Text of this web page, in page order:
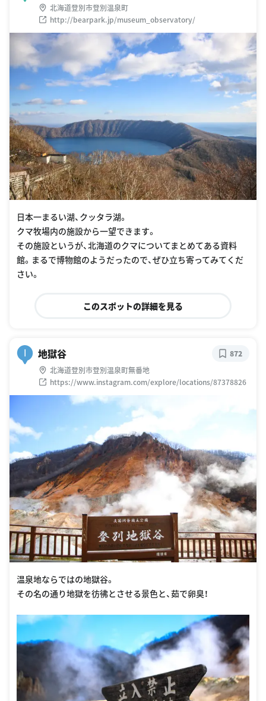
北海道登別市登別温泉町
http://bearpark.jp/museum_observatory/
日本一まるい湖、クッタラ湖。
クマ牧場内の施設から一望できます。
その施設というが、北海道のクマについてまとめてある資料
館。まるで博物館のようだったので、ぜひ立ち寄ってみてくだ
さい。
このスポットの詳細を見る
I 地獄谷
北海道登別市登別温泉町無番地
https://www.instagram.com/explore/locations/87378826
872
温泉地ならではの地獄谷。
その名の通り地獄を彷彿とさせる景色と、茹で卵臭！